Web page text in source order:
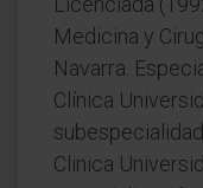
Medicina y
Navarra.
Clínica
Clinica